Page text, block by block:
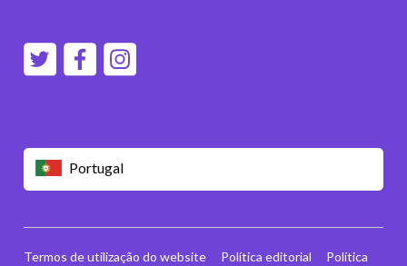
Portugal
Termos de utilização do website Política editorial
Política